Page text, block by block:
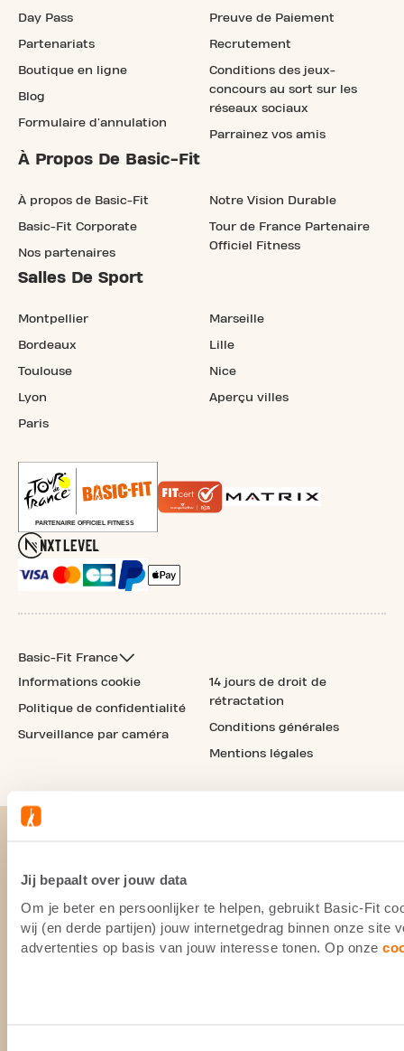
Jij bepaalt over jouw data
Om je beter en persoonlijker te helpen, gebruikt Basic-Fit
wij (en derde partijen) jouw internetgedrag binnen onze site
advertenties op basis van jouw interesse tonen. Op onze
Day Pass
Partenariats
Boutique en ligne
Blog
Formulaire d'annulation
Preuve de Paiement
Recrutement
Conditions des jeux-
concours au sort sur les
réseaux sociaux
Parrainez vos amis
À Propos De Basic-Fit
À propos de Basic-Fit
Basic-Fit Corporate
Nos partenaires
Notre Vision Durable
Tour de France Partenaire
Officiel Fitness
Salles De Sport
Montpellier
Bordeaux
Toulouse
Lyon
Paris
Marseille
Lille
Nice
Aperçu villes
Basic-Fit France
Informations cookie
Politique de confidentialité
Surveillance par caméra
14 jours de droit de
rétractation
Conditions générales
Mentions légales